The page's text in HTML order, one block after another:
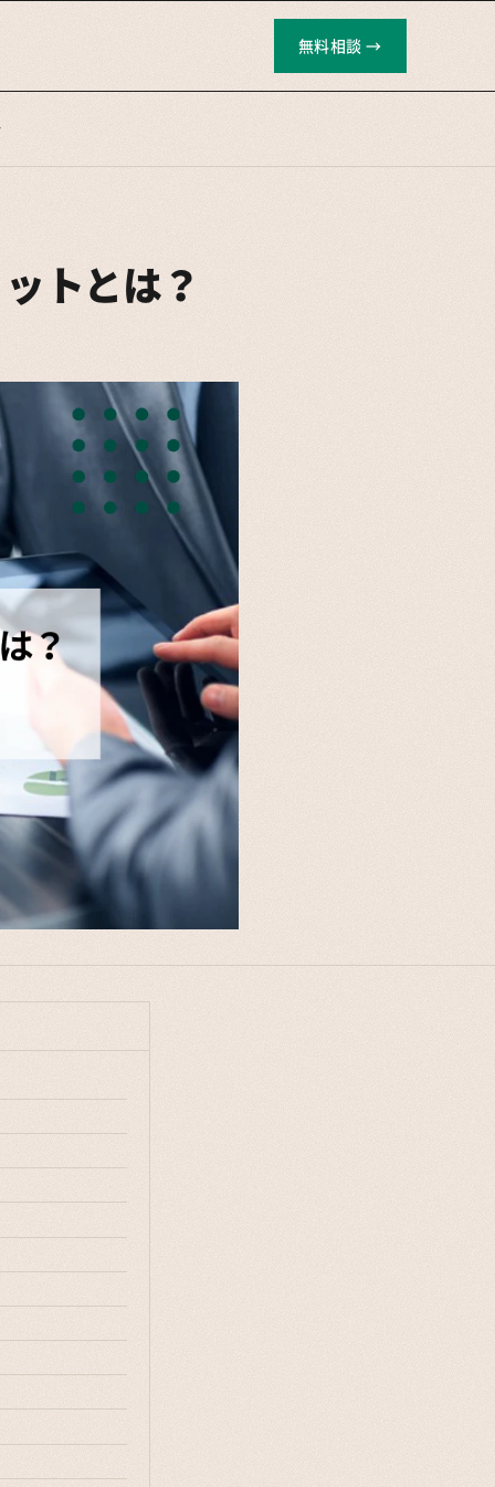
無料相談 →
トとは？